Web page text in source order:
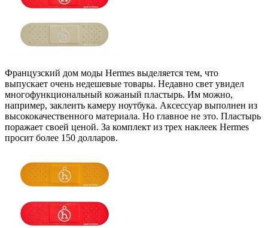
Французский дом моды Hermes выделяется тем, что
выпускает очень недешевые товары. Недавно свет увидел
многофункциональный кожаный пластырь. Им можно,
например, заклеить камеру ноутбука. Аксессуар выполнен из
высококачественного материала. Но главное не это. Пластырь
поражает своей ценой. За комплект из трех наклеек Hermes
просит более 150 долларов.